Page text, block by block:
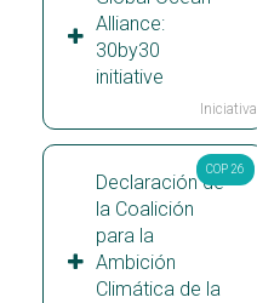
Iniciativa
Alliance:
30by30
initiative
COP 26
Declaración de
la Coalición
para la
Ambición
Climática de la